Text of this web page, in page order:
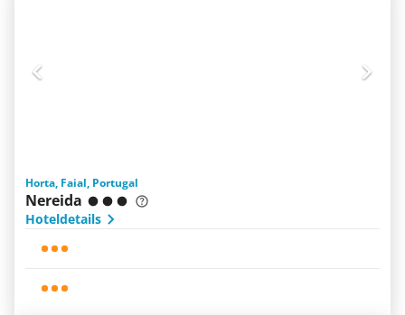
Horta, Faial, Portugal
Nereida
Hoteldetails